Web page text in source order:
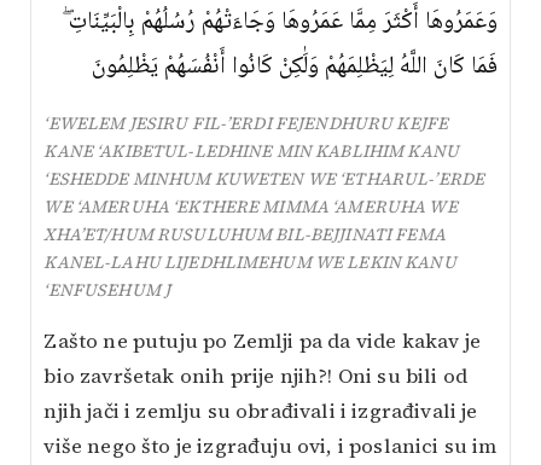
وَعَمَرُوهَا أَكْثَرَ مِمَّا عَمَرُوهَا وَجَاءَتْهُمْ رُسُلُهُمْ بِالْبَيِّنَاتِ ۖ
فَمَا كَانَ اللَّهُ لِيَظْلِمَهُمْ وَلَٰكِنْ كَانُوا أَنْفُسَهُمْ يَظْلِمُونَ
‘EWELEM JESIRU FIL-’ERDI FEJENDHURU KEJFE
KANE ‘AKIBETUL-LEDHINE MIN KABLIHIM KANU
‘ESHEDDE MINHUM KUWETEN WE ‘ETHARUL-’ERDE
WE ‘AMERUHA ‘EKTHERE MIMMA ‘AMERUHA WE
XHA’ET/HUM RUSULUHUM BIL-BEJJINATI FEMA
KANEL-LAHU LIJEDHLIMEHUM WE LEKIN KANU
‘ENFUSEHUM J
Zašto ne putuju po Zemlji pa da vide kakav je
bio završetak onih prije njih?! Oni su bili od
njih jači i zemlju su obrađivali i izgrađivali je
više nego što je izgrađuju ovi, i poslanici su im